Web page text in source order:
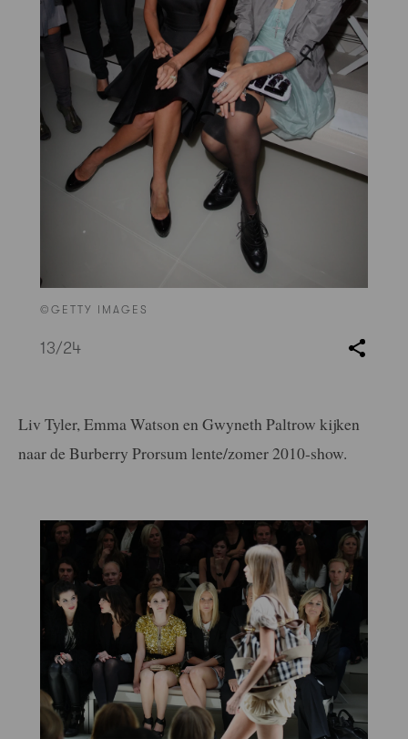
©GETTY IMAGES
13/24
Liv Tyler, Emma Watson en Gwyneth Paltrow kijken
naar de Burberry Prorsum lente/zomer 2010-show.